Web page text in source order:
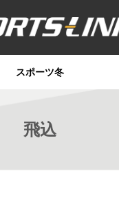
スポーツ冬
飛込